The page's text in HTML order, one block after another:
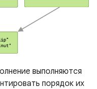
выполняются
порядок их